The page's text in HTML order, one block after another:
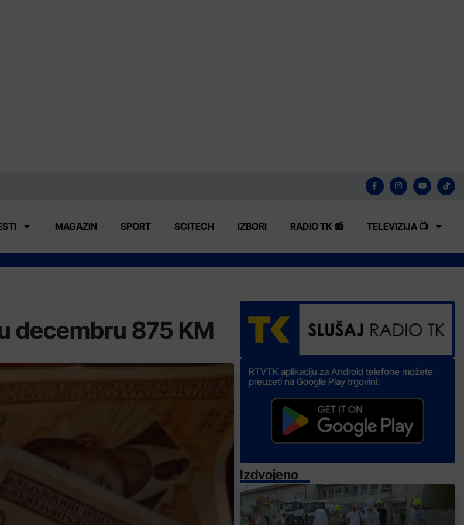
MAGAZIN SPORT SCITECH IZBORI RADIO TK 📻 TELEVIZIJA 📺
decembru 875 KM
RTVTK aplikaciju za Android telefone možete
preuzeti na Google Play trgovini:
Izdvojeno